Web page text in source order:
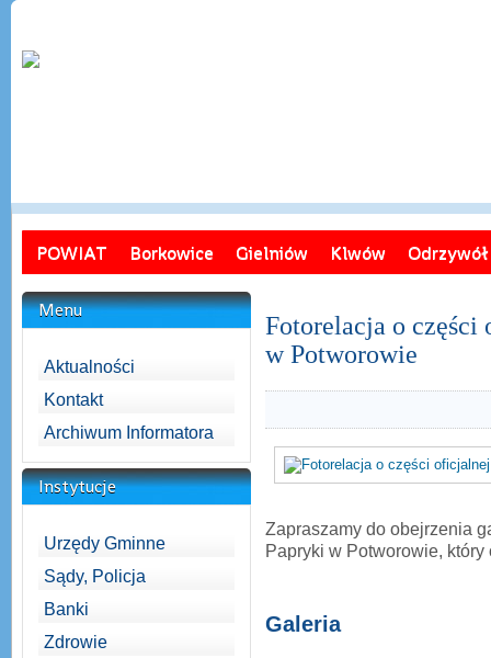
POWIAT Borkowice Gielniów Klwów Odrzywół
Menu
Aktualności
Kontakt
Archiwum Informatora
Instytucje
Urzędy Gminne
Sądy, Policja
Banki
Zdrowie
Fotorelacja o
w Potworowie
Zapraszamy do obejrzenia
Papryki w Potworowie, który
Galeria